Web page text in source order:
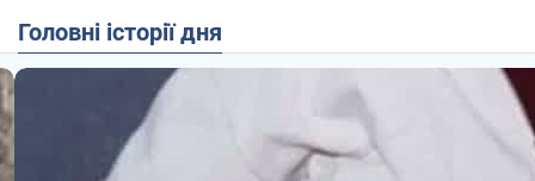
Головні історії дня